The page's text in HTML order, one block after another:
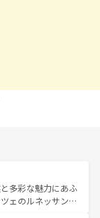
多彩な魅力にあふ
ェのルネッサンス